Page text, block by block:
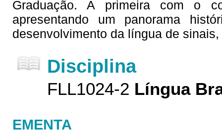
Graduação. A primeira com o
apresentando um panorama
desenvolvimento da língua de
Disciplina
FLL1024-2 Língua
EMENTA